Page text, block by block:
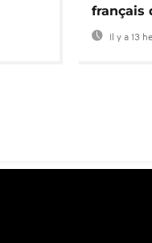
français
Il y a 13